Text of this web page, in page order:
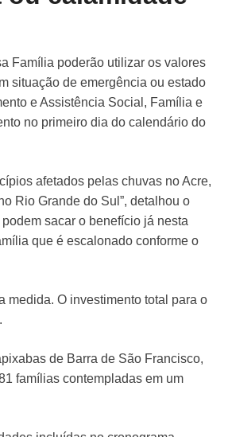
Família poderão utilizar os valores
situação de emergência ou estado
e Assistência Social, Família e
no primeiro dia do calendário do
afetados pelas chuvas no Acre,
Rio Grande do Sul”, detalhou o
sacar o benefício já nesta
que é escalonado conforme o
medida. O investimento total para o
de Barra de São Francisco,
famílias contempladas em um